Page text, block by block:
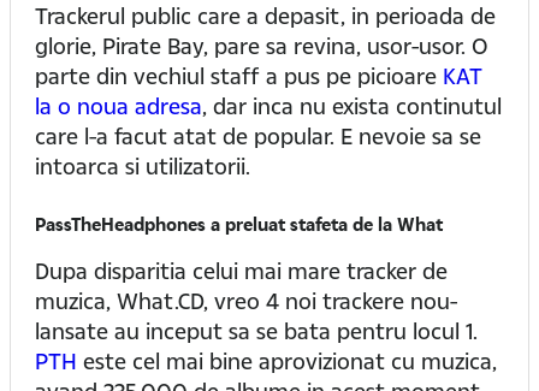
Trackerul public care a depasit, in perioada de
glorie, Pirate Bay, pare sa revina, usor-usor. O
parte din vechiul staff a pus pe picioare KAT
la o noua adresa, dar inca nu exista continutul
care l-a facut atat de popular. E nevoie sa se
intoarca si utilizatorii.
PassTheHeadphones a preluat stafeta de la What
Dupa disparitia celui mai mare tracker de
muzica, What.CD, vreo 4 noi trackere nou-
lansate au inceput sa se bata pentru locul 1.
PTH este cel mai bine aprovizionat cu muzica,